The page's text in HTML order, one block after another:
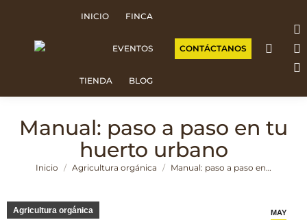
INICIO FINCA
EVENTOS
TIENDA BLOG
CONTÁCTANOS
in
Manual: paso a paso en tu
huerto urbano
Estás aquí:
Inicio Agricultura orgánica Manual: paso a paso en…
MAY
Agricultura orgánica